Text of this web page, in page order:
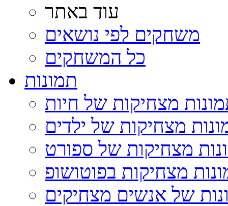
עוד באתר
משחקים לפי נושאים
כל המשחקים
תמונות
מצחיקות של חיות
מצחיקות של ילדים
מצחיקות של ספורט
מצחיקות בפוטושופ
של אנשים מצחיקים